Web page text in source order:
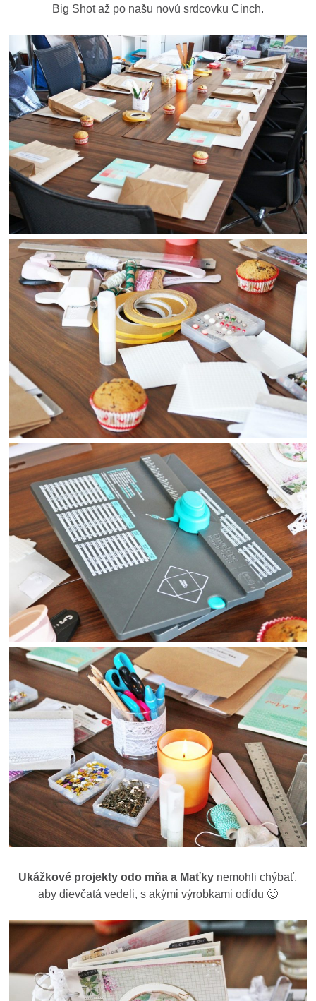
Big Shot až po našu novú srdcovku Cinch.
Ukážkové projekty odo mňa a Maťky nemohli chýbať,
aby dievčatá vedeli, s akými výrobkami odídu 🙂